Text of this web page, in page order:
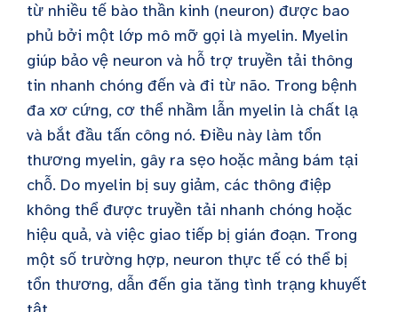
từ nhiều tế bào thần kinh (neuron) được bao
phủ bởi một lớp mô mỡ gọi là myelin. Myelin
giúp bảo vệ neuron và hỗ trợ truyền tải thông
tin nhanh chóng đến và đi từ não. Trong bệnh
đa xơ cứng, cơ thể nhầm lẫn myelin là chất lạ
và bắt đầu tấn công nó. Điều này làm tổn
thương myelin, gây ra sẹo hoặc mảng bám tại
chỗ. Do myelin bị suy giảm, các thông điệp
không thể được truyền tải nhanh chóng hoặc
hiệu quả, và việc giao tiếp bị gián đoạn. Trong
một số trường hợp, neuron thực tế có thể bị
tổn thương, dẫn đến gia tăng tình trạng khuyết